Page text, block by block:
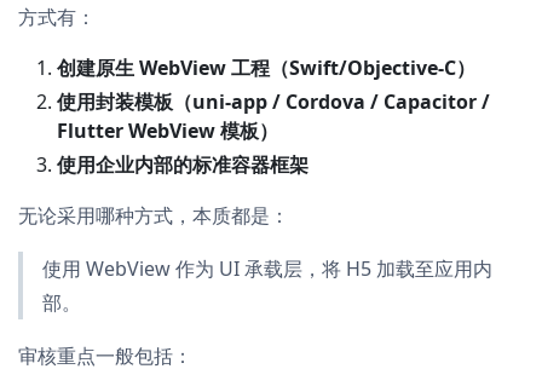
方式有：
创建原生 WebView 工程（Swift/Objective-C）
使用封装模板（uni-app / Cordova / Capacitor /
Flutter WebView 模板）
使用企业内部的标准容器框架
无论采用哪种方式，本质都是：
使用 WebView 作为 UI 承载层，将 H5 加载至应用内
部。
审核重点一般包括：